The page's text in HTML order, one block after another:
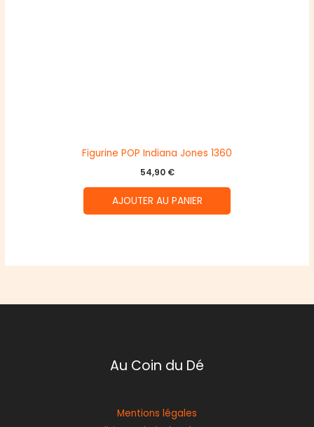
Figurine POP Indiana Jones 1360
54,90 €
AJOUTER AU PANIER
Au Coin du Dé
Mentions légales